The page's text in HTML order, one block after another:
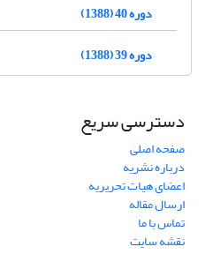
دوره 40 (1388)
دوره 39 (1388)
دسترسی سریع
صفحه اصلی
درباره نشریه
اعضای هیات تحریریه
ارسال مقاله
تماس با ما
نقشه سایت